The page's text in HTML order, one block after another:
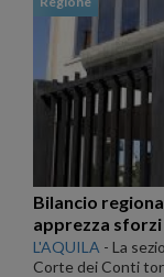
Bilancio
apprezza
L'AQUILA - La
Corte dei Conti